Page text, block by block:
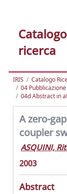
ricerca
IRIS
Catalogo
04
04d Abstract in
A zero-
coupler
ASQUINI,
2003
Abstract